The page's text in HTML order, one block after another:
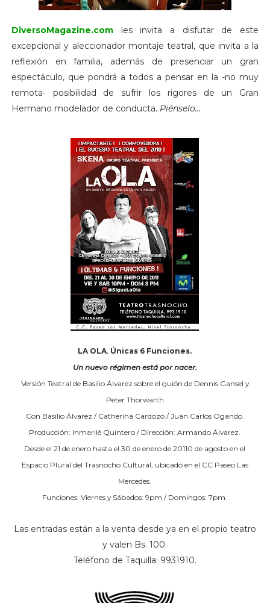
DiversoMagazine.comles invita a disfutar de este
excepcional y aleccionador montaje teatral, que invita a la
reflexión en familia, además de presenciar un gran
espectáculo, que pondrá a todos a pensar en la -no muy
remota- posibilidad de sufrir los rigores de un Gran
Hermano modelador de conducta. Piénselo...
LA OLA. Únicas 6 Funciones.
Un nuevo régimen está por nacer.
Versión Teatral de Basilio Álvarez sobre el guión de Dennis Gansel y
Peter Thorwarth
Con Basilio Álvarez / Catherina Cardozo / Juan Carlos Ogando.
Producción: Inmarilé Quintero / Dirección: Armando Álvarez.
Desde el 21 de enero hasta el 30 de enero de 20110 de agosto en el
Espacio Plural del Trasnocho Cultural, ubicado en el CC Paseo Las
Mercedes.
Funciones: Viernes y Sábados: 9pm / Domingos: 7pm.
Las entradas están a la venta desde ya en el propio teatro
y valen Bs. 100.
Teléfono de Taquilla: 9931910.